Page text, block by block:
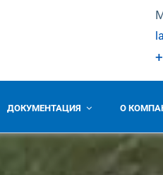
ДОКУМЕНТАЦИЯ О